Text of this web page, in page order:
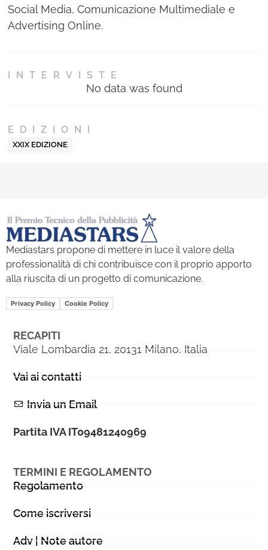
Social Media, Comunicazione Multimediale e
Advertising Online.
INTERVISTE
No data was found
EDIZIONI
XXIX EDIZIONE
Mediastars propone di mettere in luce il valore della
professionalità di chi contribuisce con il proprio apporto
alla riuscita di un progetto di comunicazione.
Privacy Policy Cookie Policy
RECAPITI
Viale Lombardia 21, 20131 Milano, Italia
Vai ai contatti
Invia un Email
Partita IVA IT09481240969
TERMINI E REGOLAMENTO
Regolamento
Come iscriversi
Adv | Note autore